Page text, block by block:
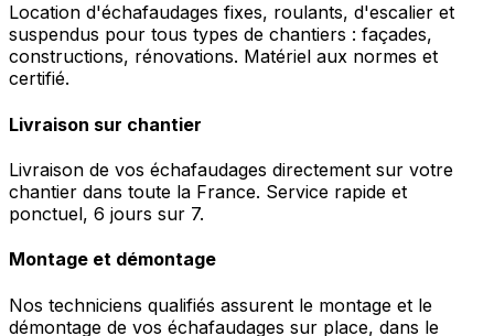
Location d'échafaudages fixes, roulants, d'escalier et
suspendus pour tous types de chantiers : façades,
constructions, rénovations. Matériel aux normes et
certifié.
Livraison sur chantier
Livraison de vos échafaudages directement sur votre
chantier dans toute la France. Service rapide et
ponctuel, 6 jours sur 7.
Montage et démontage
Nos techniciens qualifiés assurent le montage et le
démontage de vos échafaudages sur place, dans le